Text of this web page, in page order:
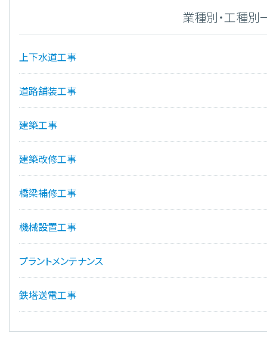
業種別・工種別
上下水道工事
道路舗装工事
建築工事
建築改修工事
橋梁補修工事
機械設置工事
プラントメンテナンス
鉄塔送電工事